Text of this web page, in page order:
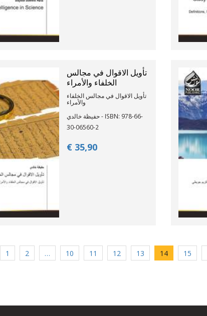
تأويل الاقوال في مجالس
الخلفاء والأمراء
تأويل الاقوال في مجالس الخلفاء
والأمراء
حفيظة خالدي - ISBN: 978-66-
30-06560-2
€ 35,90
1 2 … 10 11 12 13 14 15